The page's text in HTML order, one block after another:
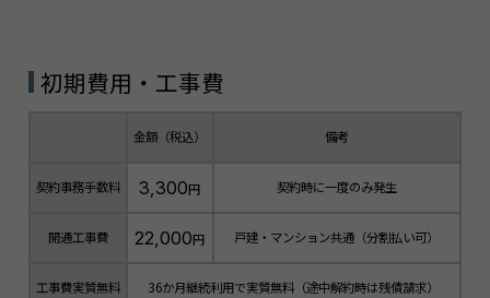
初期費用・工事費
金額（税込） 備考
契約事務手数料 3,300円 契約時に一度のみ発生
開通工事費 22,000円 戸建・マンション共通（分割払い可）
工事費実質無料 36か月継続利用で実質無料（途中解約時は残債請求）